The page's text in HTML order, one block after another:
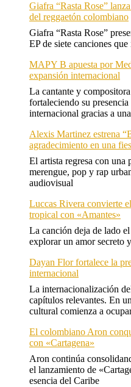
Giafra “Rasta Rose”
del reggaetón colombiano
Giafra “Rasta Rose”
EP de siete canciones
MAPY B apuesta por
expansión internacional
La cantante y
fortaleciendo su
internacional gracias a
Alexis Martinez estrena
agradecimiento en una
El artista regresa con una
merengue, pop y rap
audiovisual
Luccas Rivera convierte
tropical con «Amantes»
La canción deja de lado
explorar un amor secreto
Dayan Flor fortalece la
internacional
La internacionalización
capítulos relevantes. En
cultural comienza a
El colombiano Aron
con «Cartagena»
Aron continúa
el lanzamiento de
esencia del Caribe